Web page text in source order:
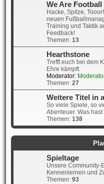
We Are Football
Hacke, Spitze,
neuen
Training und Taktik
Feedback!
Themen: 13
Hearthstone
Trefft euch bei dem
Ehre kämpft.
Moderator:
Themen: 27
Weitere Titel in
So viele Spiele, so
Abenteuer. Was
Themen: 138
Spieltage
Unsere Community-
Kennenlernen und
Themen: 93